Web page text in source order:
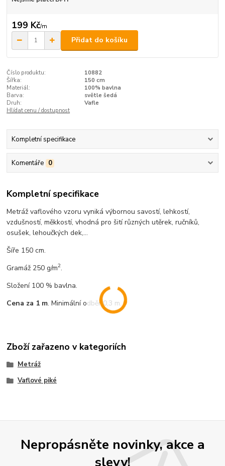
199 Kč/m
Přidat do košíku
Číslo produktu:
10882
Šířka:
150 cm
Materiál:
100% bavlna
Barva:
světle šedá
Druh:
Vafle
Hlídat cenu / dostupnost
Kompletní specifikace
Komentáře 0
Kompletní specifikace
Metráž vaflového vzoru vyniká výbornou savostí, lehkostí,
vzdušností, měkkostí, vhodná pro šití různých utěrek, ručníků,
osušek, lehoučkých dek,...
Šíře 150 cm.
Gramáž 250 g/m2.
Složení 100 % bavlna.
Cena za 1 m. Minimální odběr 0,3 m.
Zboží zařazeno v kategoriích
Metráž
Vaflové piké
Nepropásněte novinky, akce a
slevy!